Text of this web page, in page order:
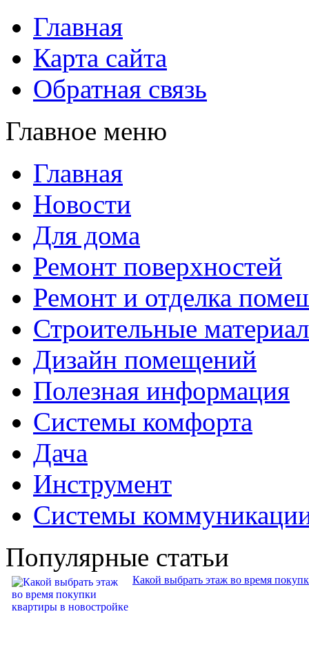
Главная
Карта сайта
Обратная связь
Главное меню
Главная
Новости
Для дома
Ремонт поверхностей
Ремонт и отделка
Строительные
Дизайн помещений
Полезная информация
Системы комфорта
Дача
Инструмент
Системы
Популярные статьи
Какой выбрать этаж во время